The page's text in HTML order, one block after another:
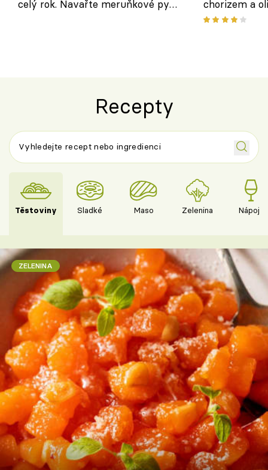
celý rok. Navařte meruňkové pyré
chorizem a
letní
Recepty
Těstoviny Sladké Maso Zelenina Nápoje
ZELENINA